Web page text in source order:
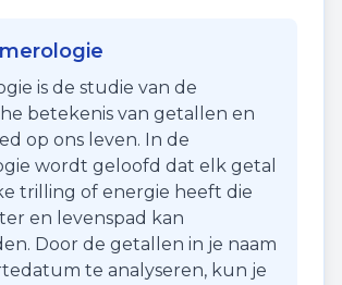
is de studie van de
betekenis van getallen en
op ons leven. In de
wordt geloofd dat elk getal
trilling of energie heeft die
en levenspad kan
Door de getallen in je naam
te analyseren, kun je